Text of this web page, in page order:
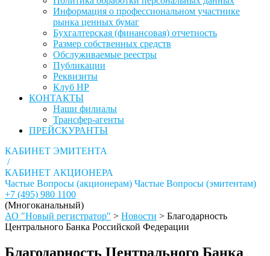
Информация о профессиональном участнике
рынка ценных бумаг
Бухгалтерская (финансовая) отчетность
Размер собственных средств
Обслуживаемые реестры
Публикации
Реквизиты
Клуб НР
КОНТАКТЫ
Наши филиалы
Трансфер-агенты
ПРЕЙСКУРАНТЫ
КАБИНЕТ ЭМИТЕНТА
/
КАБИНЕТ АКЦИОНЕРА
Частые Вопросы (акционерам) Частые Вопросы (эмитентам)
+7 (495) 980 1100
(Многоканальный)
АО "Новый регистратор" > Новости > Благодарность
Центрального Банка Российской Федерации
Благодарность Центрального Банка